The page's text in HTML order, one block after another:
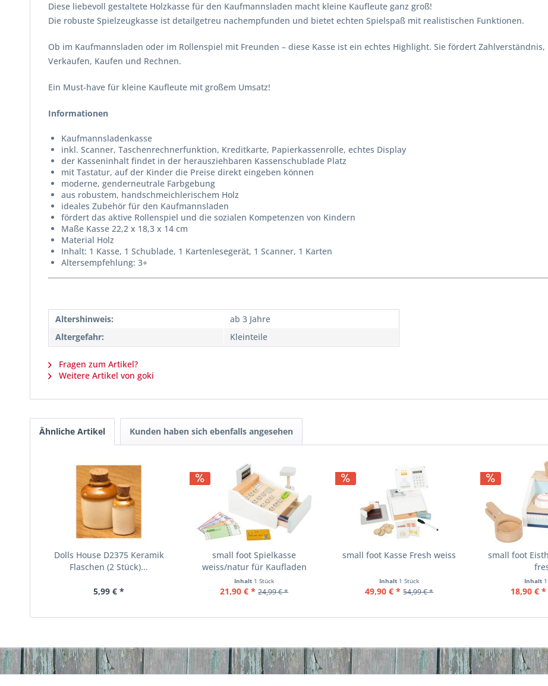
Diese liebevoll gestaltete Holzkasse für den Kaufmannsladen macht kleine Kaufleute ganz groß!
Die robuste Spielzeugkasse ist detailgetreu nachempfunden und bietet echten Spielspaß mit realistischen Funktionen.
Ob im Kaufmannsladen oder im Rollenspiel mit Freunden – diese Kasse ist ein echtes Highlight. Sie fördert
Verkaufen, Kaufen und Rechnen.
Ein Must-have für kleine Kaufleute mit großem Umsatz!
Informationen
Kaufmannsladenkasse
inkl. Scanner, Taschenrechnerfunktion, Kreditkarte, Papierkassenrolle, echtes Display
der Kasseninhalt findet in der herausziehbaren Kassenschublade Platz
mit Tastatur, auf der Kinder die Preise direkt eingeben können
moderne, genderneutrale Farbgebung
aus robustem, handschmeichlerischem Holz
ideales Zubehör für den Kaufmannsladen
fördert das aktive Rollenspiel und die sozialen Kompetenzen von Kindern
Maße Kasse 22,2 x 18,3 x 14 cm
Material Holz
Inhalt: 1 Kasse, 1 Schublade, 1 Kartenlesegerät, 1 Scanner, 1 Karten
Altersempfehlung: 3+
Altershinweis:
ab 3 Jahre
Altergefahr:
Kleinteile
Fragen zum Artikel?
Weitere Artikel von goki
Ähnliche Artikel Kunden haben sich ebenfalls angesehen
Dolls House D2375 Keramik
Flaschen (2 Stück)...
5,99 € *
small foot Spielkasse
weiss/natur für Kaufladen
Inhalt 1 Stück
21,90 € * 24,99 € *
small foot Kasse Fresh weiss
Inhalt 1 Stück
49,90 € * 54,99 € *
small foot
Inhalt
18,90 € *